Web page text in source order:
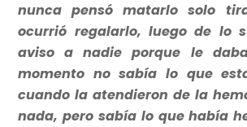
nunca pensó matarlo solo
ocurrió regalarlo, luego de lo
aviso a nadie porque le
momento no sabía lo que
cuando la atendieron de la
nada, pero sabía lo que había